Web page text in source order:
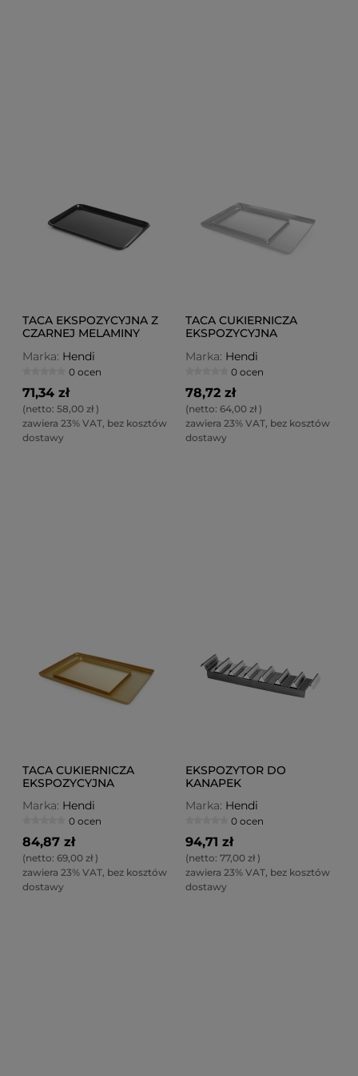
TACA EKSPOZYCYJNA Z
CZARNEJ MELAMINY
Marka: Hendi
0 ocen
71,34 zł
(netto: 58,00 zł)
zawiera 23% VAT, bez kosztów
dostawy
TACA CUKIERNICZA
EKSPOZYCYJNA
Marka: Hendi
0 ocen
78,72 zł
(netto: 64,00 zł)
zawiera 23% VAT, bez kosztów
dostawy
TACA CUKIERNICZA
EKSPOZYCYJNA
Marka: Hendi
0 ocen
84,87 zł
(netto: 69,00 zł)
zawiera 23% VAT, bez kosztów
dostawy
EKSPOZYTOR DO
KANAPEK
Marka: Hendi
0 ocen
94,71 zł
(netto: 77,00 zł)
zawiera 23% VAT, bez kosztów
dostawy